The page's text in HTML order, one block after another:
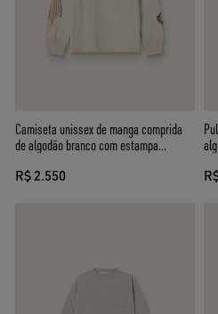
Camiseta unissex de manga comprida
de algodão branco com estampa
R$ 2.550